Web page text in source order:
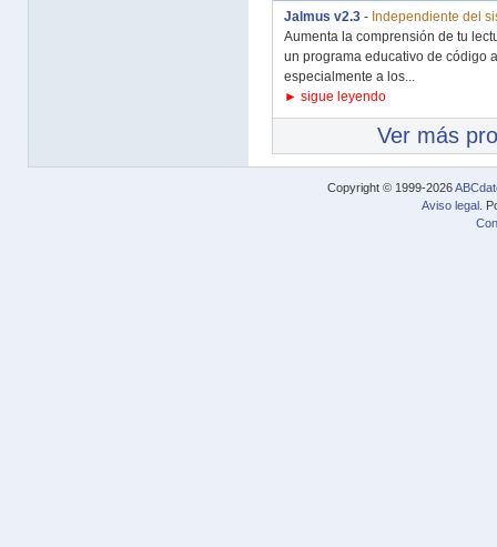
Jalmus v2.3 - Independiente del
Aumenta la comprensión de tu
un programa educativo de código
especialmente a los...
► sigue leyendo
Ver más
Copyright © 1999-2026
Aviso legal .